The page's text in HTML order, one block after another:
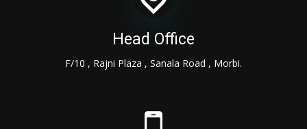
Head Office
F/10 , Rajni Plaza , Sanala Road , Morbi.